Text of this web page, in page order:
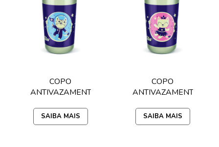
COPO
ANTIVAZAMENT
NO ESCURO
320ML LILLO -
SAIBA MAIS
COPO
ANTIVAZAMENT
NO ESCURO
320ML LILLO -
SAIBA MAIS